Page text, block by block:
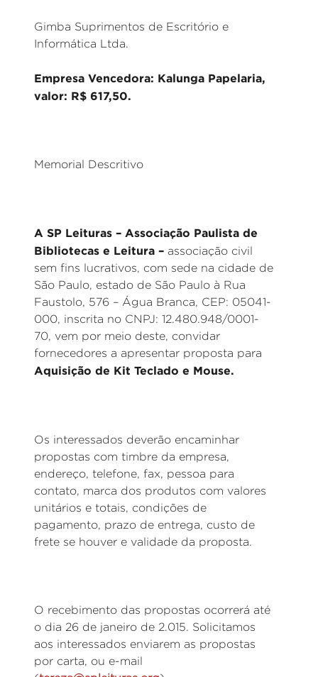
Gimba Suprimentos de Escritório e
Informática Ltda.
Empresa Vencedora: Kalunga Papelaria,
valor: R$ 617,50.
Memorial Descritivo
A SP Leituras – Associação Paulista de
Bibliotecas e Leitura – associação civil
sem fins lucrativos, com sede na cidade de
São Paulo, estado de São Paulo à Rua
Faustolo, 576 – Água Branca, CEP: 05041-
000, inscrita no CNPJ: 12.480.948/0001-
70, vem por meio deste, convidar
fornecedores a apresentar proposta para
Aquisição de Kit Teclado e Mouse.
Os interessados deverão encaminhar
propostas com timbre da empresa,
endereço, telefone, fax, pessoa para
contato, marca dos produtos com valores
unitários e totais, condições de
pagamento, prazo de entrega, custo de
frete se houver e validade da proposta.
O recebimento das propostas ocorrerá até
o dia 26 de janeiro de 2.015. Solicitamos
aos interessados enviarem as propostas
por carta, ou e-mail